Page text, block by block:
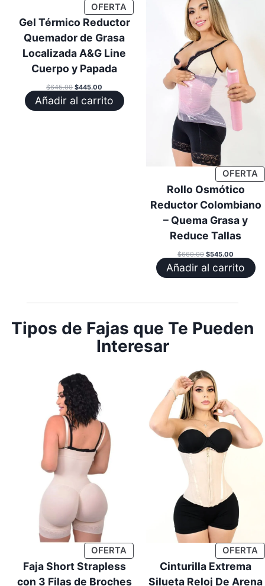
OFERTAPRODUCTO
EN
OFERTA
Gel Térmico Reductor
Quemador de Grasa
Localizada A&G Line
Cuerpo y Papada
$645.00El
original
$445.00
precio
actual
Añadir al carrito
OFERTA
Rollo Osmótico
Reductor Colombiano
– Quema Grasa y
Reduce Tallas
$660.00 El
original
$545.00
precio
actual
Añadir al carrito
Tipos de Fajas que Te Pueden
Interesar
OFERTAPRODUCTO
EN
OFERTA
Faja Short Strapless
con 3 Filas de Broches
OFERTA
Cinturilla Extrema
Silueta Reloj De Arena